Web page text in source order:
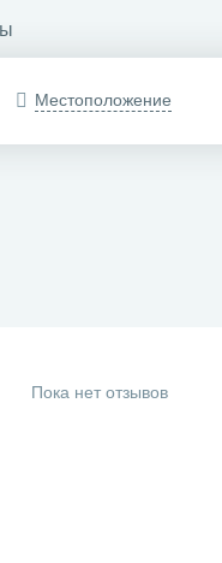
Местоположение
Пока нет отзывов